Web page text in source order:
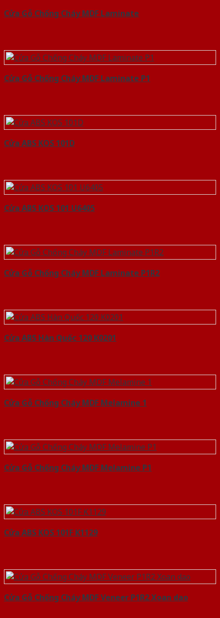
Cửa Gỗ Chống Cháy MDF Laminate
Cửa Gỗ Chống Cháy MDF Laminate P1
Cửa ABS KOS 101D
Cửa ABS KOS 101 U6405
Cửa Gỗ Chống Cháy MDF Laminate P1R2
Cửa ABS Hàn Quốc 120 K0201
Cửa Gỗ Chống Cháy MDF Melamine 1
Cửa Gỗ Chống Cháy MDF Melamine P1
Cửa ABS KOS 101F K1129
Cửa Gỗ Chống Cháy MDF Veneer P1R2 Xoan dao